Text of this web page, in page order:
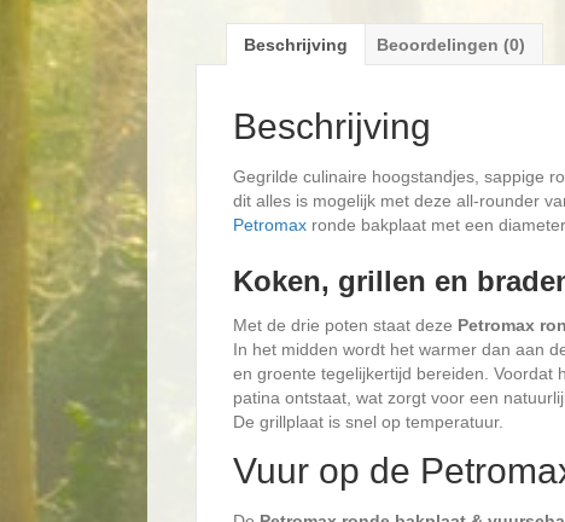
Beschrijving Beoordelingen (0)
Beschrijving
Gegrilde culinaire hoogstandjes, sappige
dit alles is mogelijk met deze all-rounder
Petromax ronde bakplaat met een
Koken, grillen en
Met de drie poten staat deze Petromax
In het midden wordt het warmer dan aan
en groente tegelijkertijd bereiden. Voordat
patina ontstaat, wat zorgt voor een
De grillplaat is snel op temperatuur.
Vuur op de